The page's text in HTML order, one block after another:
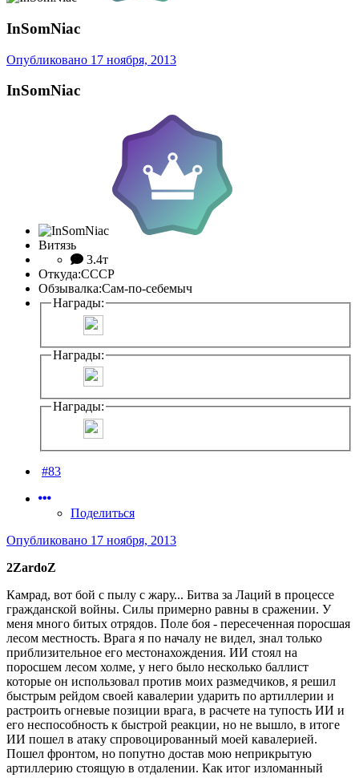
InSomNiac
Опубликовано 17 ноября, 2013
InSomNiac
Витязь
3.4т
Откуда:СССР
Обзывалка:Сам-по-себемыч
Награды:
Награды:
Награды:
#83
Поделиться
Опубликовано 17 ноября, 2013
2ZardoZ
Камрад, вот бой с пылу с жару... Битва за Лаций в процессе
гражданской войны. Силы примерно равны в сражении. У
меня много битых отрядов. Поле боя - пересеченная поросшая
лесом местность. Врага я по началу не видел, знал только
приблизительное его местонахождения. ИИ стоял на
поросшем лесом холме, у него было несколько баллист
которые он использовал против моих размедчиков, я решил
быстрым рейдом своей кавалерии ударить по артиллерии и
растроить огневые позиции врага, в расчете на тупость ИИ и
его неспособность к быстрой реакции, но не вышло, в итоге
ИИ пошел в атаку спровоцированный моей кавалерией.
Пошел фронтом, но попутно достав мою неприкрытую
артиллерию стоящую в отдалении. Как итог изломанный